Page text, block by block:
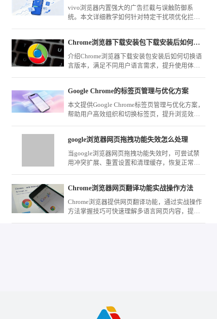
vivo浏览器内置强大的广告拦截与误触防御系
统。本文详细教学如何针对特定干扰项优化拦截
Chrome浏览器下载安装包下载安装后如何切换语言版本
介绍Chrome浏览器下载安装包安装后如何切换语
言版本，满足不同用户语言需求，提升使用体
Google Chrome的标签页管理与优化方案
本文提供Google Chrome标签页管理与优化方案，
帮助用户高效组织和切换标签页，提升浏览效
google浏览器网页拖拽功能失效怎么处理
当google浏览器网页拖拽功能失效时，可尝试禁
用冲突扩展、重置设置和清理缓存，恢复正常交
Chrome浏览器网页翻译功能实战操作方法
Chrome浏览器提供网页翻译功能，通过实战操作
方法掌握技巧可快速理解多语言网页内容，提高